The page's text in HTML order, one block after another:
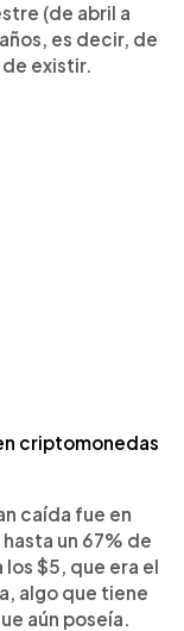
(de abril a
es decir, de
existir.
criptomonedas
caída fue en
un 67% de
los $5, que era el
algo que tiene
aún poseía.